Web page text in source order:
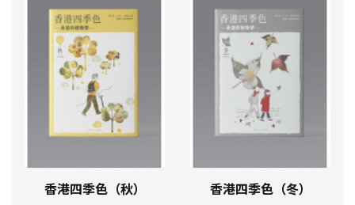
香港四季色（秋） 香港四季色（冬）